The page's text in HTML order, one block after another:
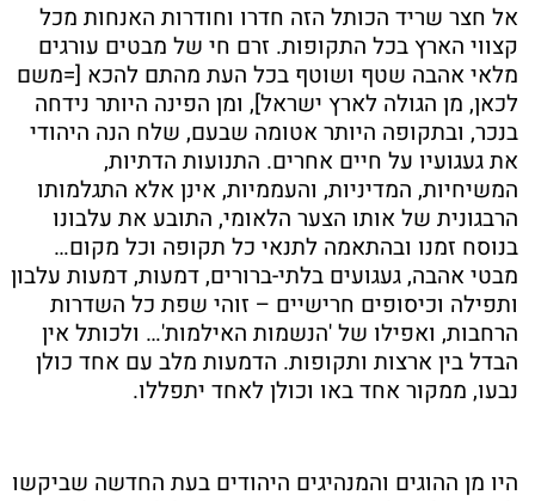
אל חצר שריד הכותל הזה חדרו וחודרות האנחות מכל
קצווי הארץ בכל התקופות. זרם חי של מבטים עורגים
מלאי אהבה שטף ושוטף בכל העת מהתם להכא [=משם
לכאן, מן הגולה לארץ ישראל], ומן הפינה היותר נידחה
בנכר, ובתקופה היותר אטומה שבעם, שלח הנה היהודי
את געגועיו על חיים אחרים. התנועות הדתיות,
המשיחיות, המדיניות, והעממיות, אינן אלא התגלמותו
הרבגונית של אותו הצער הלאומי, התובע את עלבונו
בנוסח זמנו ובהתאמה לתנאי כל תקופה וכל מקום…
מבטי אהבה, געגועים בלתי-ברורים, דמעות, דמעות עלבון
ותפילה וכיסופים חרישיים – זוהי שפת כל השדרות
הרחבות, ואפילו של 'הנשמות האילמות'… ולכותל אין
הבדל בין ארצות ותקופות. הדמעות מלב עם אחד כולן
נבעו, ממקור אחד באו וכולן לאחד יתפללו.
היו מן ההוגים והמנהיגים היהודים בעת החדשה שביקשו